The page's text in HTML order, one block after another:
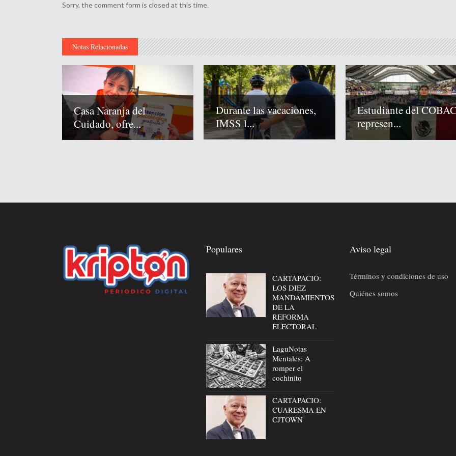
Sorry, the comment form is closed at this time.
Notas Relacionadas
Casa Naranja del
Cuidado, ofre...
Durante las vacaciones,
IMSS l...
Estudiante del
represen...
Populares
CARTAPACIO:
LOS DIEZ
MANDAMIENTOS
DE LA
REFORMA
ELECTORAL
LaguNotas
Mentales: A
romper el
cochinito
CARTAPACIO:
CUARESMA EN
CJTOWN
Aviso legal
Términos y condiciones de uso
Quiénes somos